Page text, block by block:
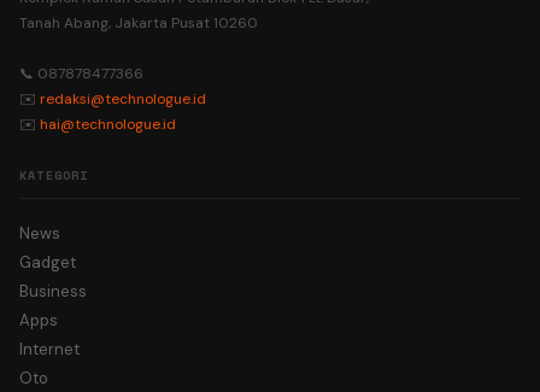
Tanah Abang, Jakarta Pusat 10260
📞 087878477366
✉️ redaksi@technologue.id
✉️ hai@technologue.id
KATEGORI
News
Gadget
Business
Apps
Internet
Oto